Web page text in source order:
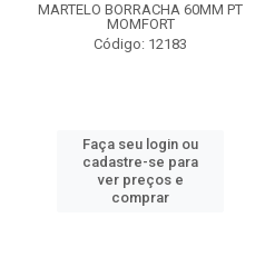
MARTELO BORRACHA 60MM PT
MOMFORT
Código: 12183
Faça seu login ou
cadastre-se para
ver preços e
comprar